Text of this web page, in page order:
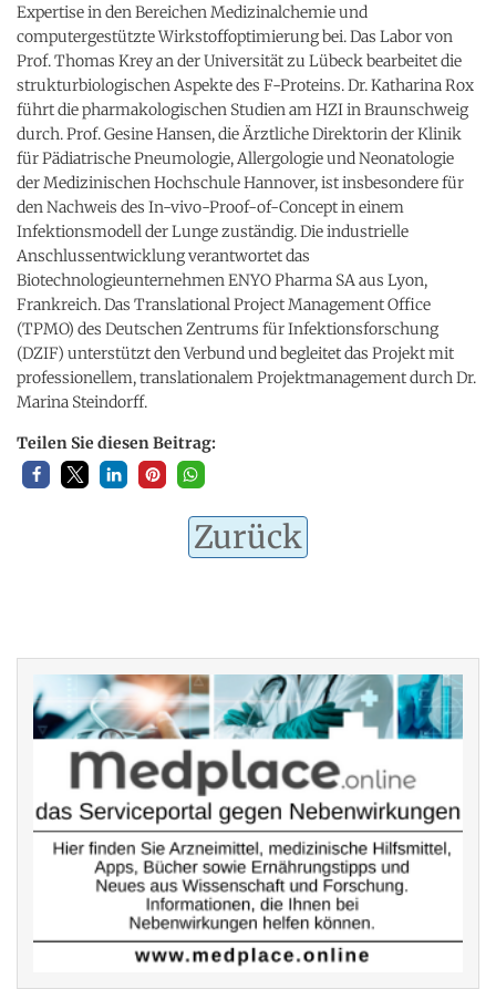
Expertise in den Bereichen Medizinalchemie und
computergestützte Wirkstoffoptimierung bei. Das Labor von
Prof. Thomas Krey an der Universität zu Lübeck bearbeitet die
strukturbiologischen Aspekte des F-Proteins. Dr. Katharina Rox
führt die pharmakologischen Studien am HZI in Braunschweig
durch. Prof. Gesine Hansen, die Ärztliche Direktorin der Klinik
für Pädiatrische Pneumologie, Allergologie und Neonatologie
der Medizinischen Hochschule Hannover, ist insbesondere für
den Nachweis des In-vivo-Proof-of-Concept in einem
Infektionsmodell der Lunge zuständig. Die industrielle
Anschlussentwicklung verantwortet das
Biotechnologieunternehmen ENYO Pharma SA aus Lyon,
Frankreich. Das Translational Project Management Office
(TPMO) des Deutschen Zentrums für Infektionsforschung
(DZIF) unterstützt den Verbund und begleitet das Projekt mit
professionellem, translationalem Projektmanagement durch Dr.
Marina Steindorff.
Teilen Sie diesen Beitrag:
Zurück